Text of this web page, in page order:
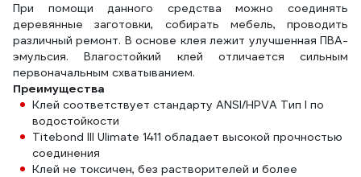
При помощи данного средства можно соединять
деревянные заготовки, собирать мебель, проводить
различный ремонт. В основе клея лежит улучшенная ПВА-
эмульсия. Влагостойкий клей отличается сильным
первоначальным схватыванием.
Преимущества
Клей соответствует стандарту ANSI/HPVA Тип I по
водостойкости
Titebond III Ulimate 1411 обладает высокой прочностью
соединения
Клей не токсичен, без растворителей и более